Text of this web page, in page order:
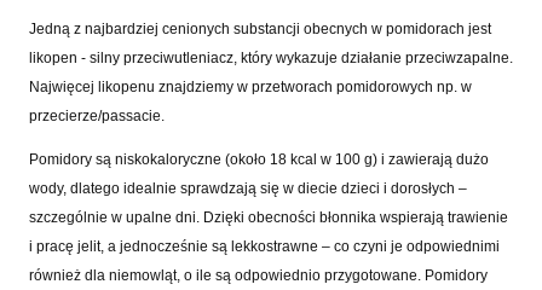
Jedną z najbardziej cenionych substancji obecnych w pomidorach jest
likopen - silny przeciwutleniacz, który wykazuje działanie przeciwzapalne.
Najwięcej likopenu znajdziemy w przetworach pomidorowych np. w
przecierze/passacie.
Pomidory są niskokaloryczne (około 18 kcal w 100 g) i zawierają dużo
wody, dlatego idealnie sprawdzają się w diecie dzieci i dorosłych –
szczególnie w upalne dni. Dzięki obecności błonnika wspierają trawienie
i pracę jelit, a jednocześnie są lekkostrawne – co czyni je odpowiednimi
również dla niemowląt, o ile są odpowiednio przygotowane. Pomidory